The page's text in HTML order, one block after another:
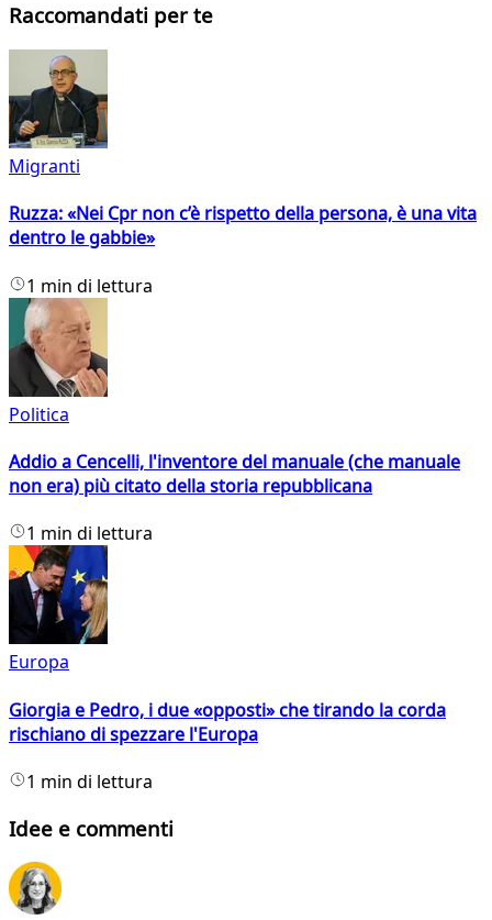
Raccomandati per te
Migranti
Ruzza: «Nei Cpr non c’è rispetto della persona, è una vita
dentro le gabbie»
1 min di lettura
Politica
Addio a Cencelli, l'inventore del manuale (che manuale
non era) più citato della storia repubblicana
1 min di lettura
Europa
Giorgia e Pedro, i due «opposti» che tirando la corda
rischiano di spezzare l'Europa
1 min di lettura
Idee e commenti